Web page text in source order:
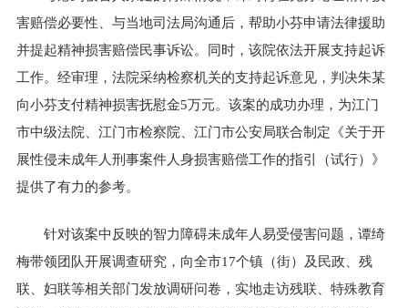
害赔偿必要性、与当地司法局沟通后，帮助小芬申请法律援助
并提起精神损害赔偿民事诉讼。同时，该院依法开展支持起诉
工作。经审理，法院采纳检察机关的支持起诉意见，判决朱某
向小芬支付精神损害抚慰金5万元。该案的成功办理，为江门
市中级法院、江门市检察院、江门市公安局联合制定《关于开
展性侵未成年人刑事案件人身损害赔偿工作的指引（试行）》
提供了有力的参考。
针对该案中反映的智力障碍未成年人易受侵害问题，谭绮
梅带领团队开展调查研究，向全市17个镇（街）及民政、残
联、妇联等相关部门发放调研问卷，实地走访残联、特殊教育